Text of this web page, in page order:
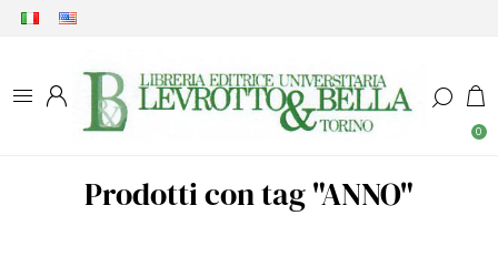
0
Prodotti con tag "ANNO"